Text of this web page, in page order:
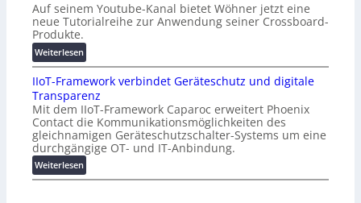
o
s
e
n
f
a
l
l
e
Z
ü
i
c
h
:
T
r
e
f
f
p
Auf seinem Youtube-Kanal bietet Wöhner jetzt eine
neue Tutorialreihe zur Anwendung seiner Crossboard-
Produkte.
Weiterlesen:
W
ö
h
n
e
r
m
i
t
IIoT-Framework verbindet Geräteschutz und digitale
Transparenz
Mit dem IIoT-Framework Caparoc erweitert Phoenix
Contact die Kommunikationsmöglichkeiten des
gleichnamigen Geräteschutzschalter-Systems um eine
durchgängige OT- und IT-Anbindung.
Weiterlesen:
I